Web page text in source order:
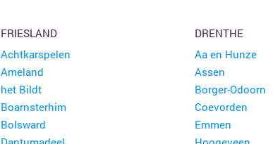
FRIESLAND
Achtkarspelen
Ameland
het Bildt
Boarnsterhim
Bolsward
DRENTHE
Aa en Hunze
Assen
Borger-Odoorn
Coevorden
Emmen